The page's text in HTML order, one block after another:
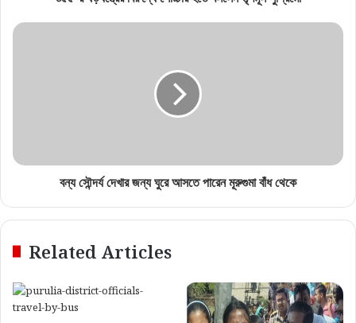
বন্য সৌন্দর্য দেখার জন্য ঘুরে আসতে পারেন মূরুগুমা বাঁধ থেকে
Related Articles